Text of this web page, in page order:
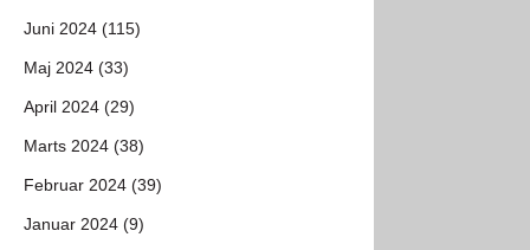
Juni 2024 (115)
Maj 2024 (33)
April 2024 (29)
Marts 2024 (38)
Februar 2024 (39)
Januar 2024 (9)